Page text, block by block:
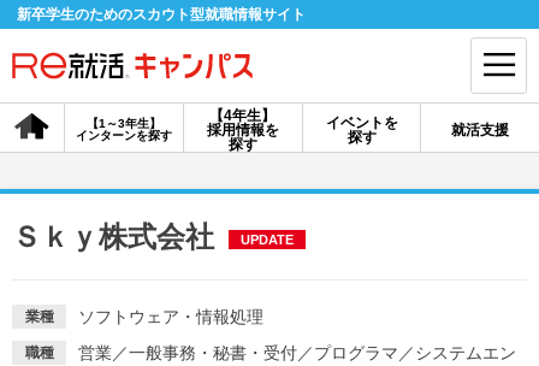
新卒学生のためのスカウト型就職情報サイト
【4年生】
採用情報を
探す
【1～3年生】
インターンを探す
イベントを
探す
就活支援
会員登録 ログイン
探す
【4年生】
採用情報を探す
【4年生】
説明会を探す
【1～3年生】
インターンを探す
Ｓｋｙ株式会社 UPDATE
業種 ソフトウェア・情報処理
職種 営業／一般事務・秘書・受付／プログラマ ／システムエン